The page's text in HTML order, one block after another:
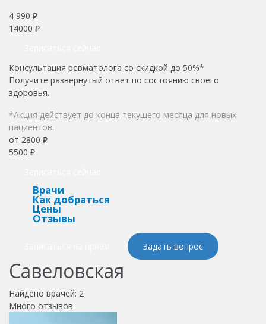
4 990 ₽
14000 ₽
Консультация ревматолога со скидкой до 50%*
Получите развернутый ответ по состоянию своего
здоровья.
*Акция действует до конца текущего месяца для новых
пациентов.
от 2800 ₽
5500 ₽
Врачи
Как добраться
Цены
Отзывы
Задать вопрос
Савеловская
Найдено врачей: 2
Много отзывов